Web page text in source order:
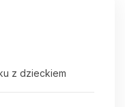
z dzieckiem